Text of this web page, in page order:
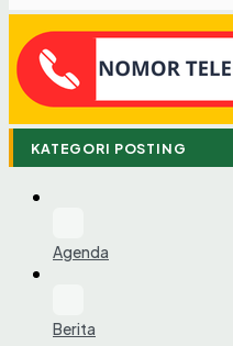
KATEGORI POSTING
Agenda
Berita